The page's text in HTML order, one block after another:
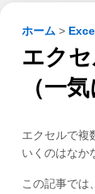
ホーム >
エク
（一
エクセルで複
いくのはなか
この記事では